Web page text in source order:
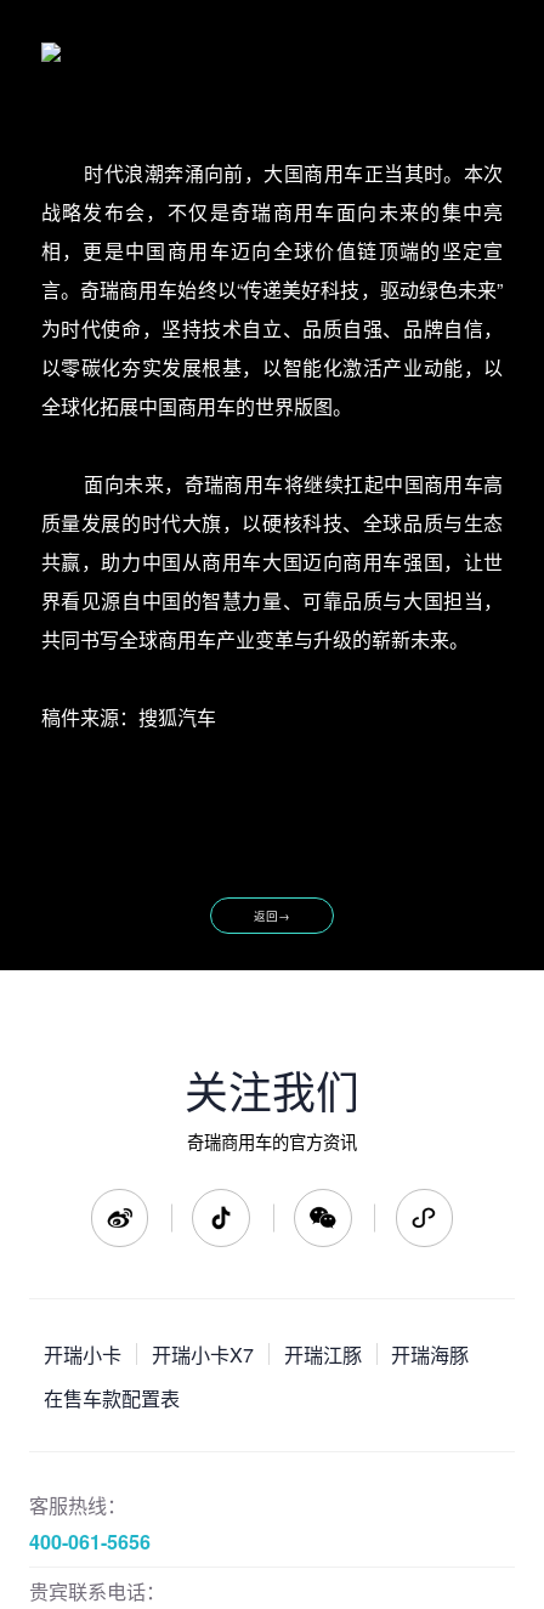
时代浪潮奔涌向前，大国商用车正当其时。本次
战略发布会，不仅是奇瑞商用车面向未来的集中亮
相，更是中国商用车迈向全球价值链顶端的坚定宣
言。奇瑞商用车始终以“传递美好科技，驱动绿色未来”
为时代使命，坚持技术自立、品质自强、品牌自信，
以零碳化夯实发展根基，以智能化激活产业动能，以
全球化拓展中国商用车的世界版图。
面向未来，奇瑞商用车将继续扛起中国商用车高
质量发展的时代大旗，以硬核科技、全球品质与生态
共赢，助力中国从商用车大国迈向商用车强国，让世
界看见源自中国的智慧力量、可靠品质与大国担当，
共同书写全球商用车产业变革与升级的崭新未来。
稿件来源：搜狐汽车
返回→
关注我们
奇瑞商用车的官方资讯
开瑞小卡 开瑞小卡X7 开瑞江豚
开瑞海豚
在售车款配置表
客服热线：
400-061-5656
贵宾联系电话：